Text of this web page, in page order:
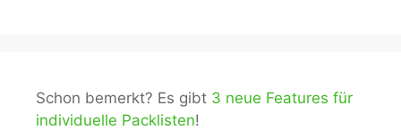
Schon bemerkt? Es gibt 3 neue Features für
individuelle Packlisten!